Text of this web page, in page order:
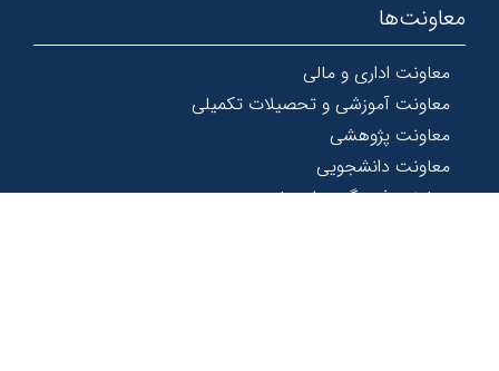
معاونت‌ها
معاونت اداری و مالی
معاونت آموزشی و تحصیلات تکمیلی
معاونت پژوهشی
معاونت دانشجویی
معاونت فرهنگی و اجتماعی